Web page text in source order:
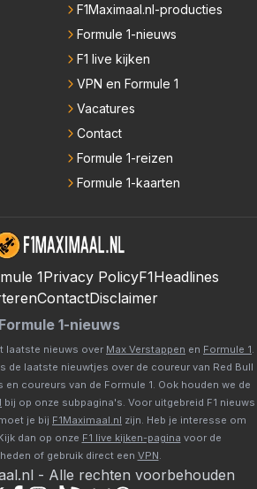
F1Maximaal.nl-producties
Formule 1-nieuws
F1 live kijken
VPN en Formule 1
Vacatures
Contact
Formule 1-reizen
Formule 1-kaarten
1Privacy PolicyF1Headlines
ContactDisclaimer
Formule 1-nieuws
laatste nieuws over Max Verstappen en Formule 1
de laatste nieuwtjes over de coureur van Red Bull
en coureurs van de Formule 1. Ook houden we de
bij op onze subpagina's. Voor uitgebreid F1 nieuws
je bij F1Maximaal.nl zijn. Heb je interesse om
dan op onze F1 live kijken-pagina voor de
of gebruik direct een VPN
- Alle rechten voorbehouden